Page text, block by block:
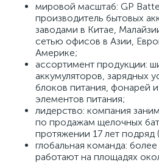
мировой масштаб: GP
производитель бытовых
заводами в Китае,
сетью офисов в Азии,
Америке;
ассортимент продукции:
аккумуляторов, зарядных
блоков питания, фонарей
элементов питания;
лидерство: компания
по продажам щелочных
протяжении 17 лет
глобальная команда:
работают на площадях